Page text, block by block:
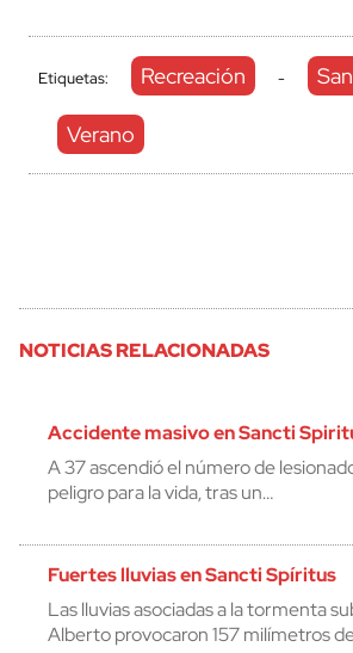
Etiquetas: Recreación -
Verano
NOTICIAS RELACIONADAS
Accidente masivo en Sancti
A 37 ascendió el número de
peligro para la vida, tras un…
Fuertes lluvias en Sancti Spíritus
Las lluvias asociadas a la tormenta
Alberto provocaron 157 milímetros